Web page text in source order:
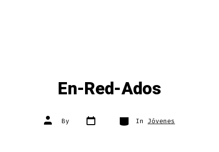
En-Red-Ados
Post
author
By Post
date
Categories
In Jóvenes